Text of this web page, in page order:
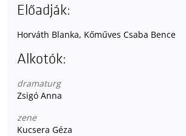
Előadják:
Horváth Blanka, Kőműves Csaba Bence
Alkotók:
dramaturg
Zsigó Anna
zene
Kucsera Géza